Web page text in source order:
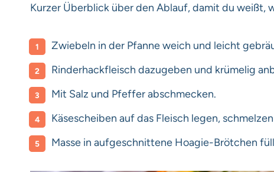
Kurzer Überblick über den Ablauf, damit du weißt,
Zwiebeln in der Pfanne weich und leicht
Rinderhackfleisch dazugeben und krümelig
Mit Salz und Pfeffer abschmecken.
Käsescheiben auf das Fleisch legen, schmelzen
Masse in aufgeschnittene Hoagie-Brötchen